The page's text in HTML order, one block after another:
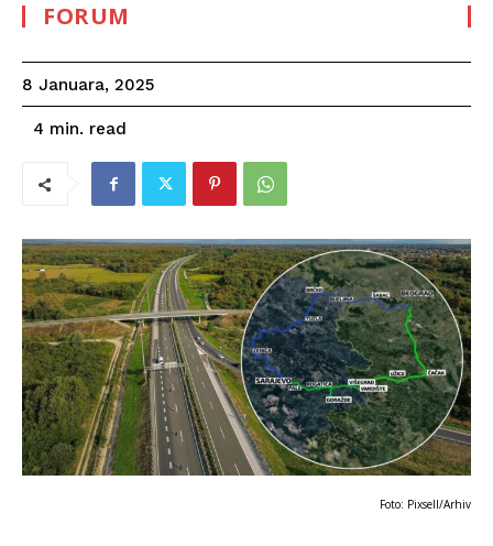
FORUM
8 Januara, 2025
4 min. read
Foto: Pixsell/Arhiv